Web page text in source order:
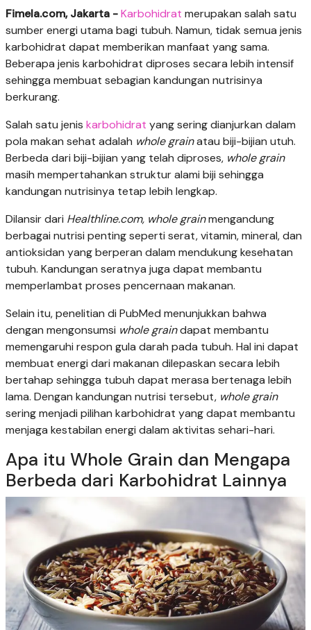
Fimela.com, Jakarta -Karbohidrat merupakan salah satu
sumber energi utama bagi tubuh. Namun, tidak semua jenis
karbohidrat dapat memberikan manfaat yang sama.
Beberapa jenis karbohidrat diproses secara lebih intensif
sehingga membuat sebagian kandungan nutrisinya
berkurang.
Salah satu jenis karbohidrat yang sering dianjurkan dalam
pola makan sehat adalah whole grainatau biji-bijian utuh.
Berbeda dari biji-bijian yang telah diproses, whole grain
masih mempertahankan struktur alami biji sehingga
kandungan nutrisinya tetap lebih lengkap.
Dilansir dari Healthline.com, whole grainmengandung
berbagai nutrisi penting seperti serat, vitamin, mineral, dan
antioksidan yang berperan dalam mendukung kesehatan
tubuh. Kandungan seratnya juga dapat membantu
memperlambat proses pencernaan makanan.
Selain itu, penelitian di PubMed menunjukkan bahwa
dengan mengonsumsi whole graindapat membantu
memengaruhi respon gula darah pada tubuh. Hal ini dapat
membuat energi dari makanan dilepaskan secara lebih
bertahap sehingga tubuh dapat merasa bertenaga lebih
lama. Dengan kandungan nutrisi tersebut, whole grain
sering menjadi pilihan karbohidrat yang dapat membantu
menjaga kestabilan energi dalam aktivitas sehari-hari.
Apa itu Whole Grain dan Mengapa
Berbeda dari Karbohidrat Lainnya